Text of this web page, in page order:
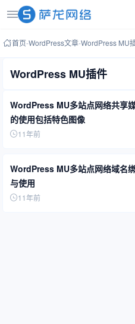
首页-WordPress文章-WordPress MU
WordPress MU插件
WordPress MU多站点网络共享
的使用包括特色图像
11年前
WordPress MU多站点网络域名
与使用
11年前